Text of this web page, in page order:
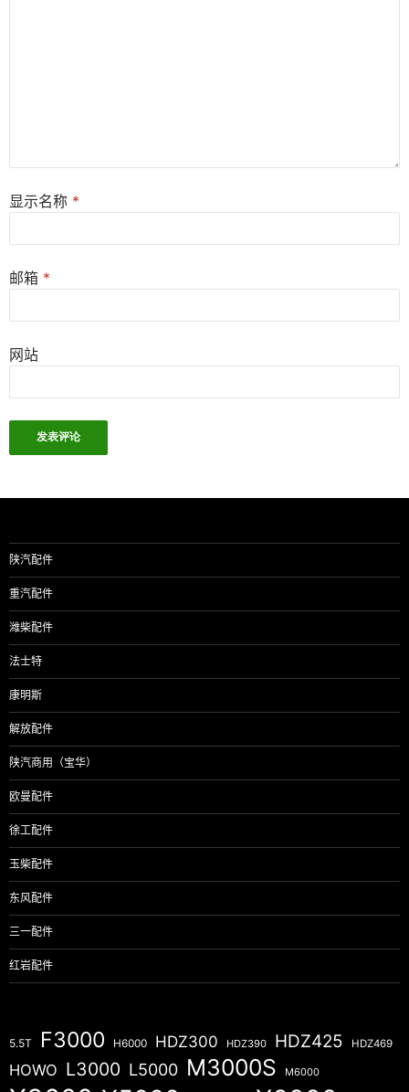
显示名称 *
邮箱 *
网站
陕汽配件
重汽配件
潍柴配件
法士特
康明斯
解放配件
陕汽商用（宝华）
欧曼配件
徐工配件
玉柴配件
东风配件
三一配件
红岩配件
5.5T F3000 H6000 HDZ300 HDZ390 HDZ425 HDZ469
HOWO L3000 L5000 M3000S M6000